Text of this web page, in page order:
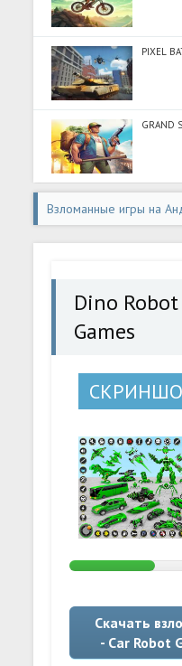
PIXEL
GRAND
Взломанные игры на
Dino Robot - Car Robot
Dino
Games
Скачать
- Car Robot